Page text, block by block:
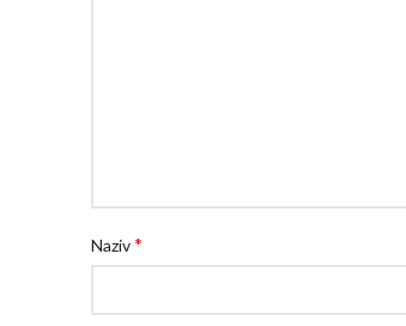
Naziv*